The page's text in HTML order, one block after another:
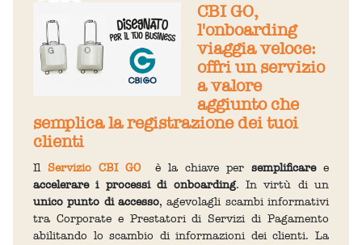
CBI GO,
l'onboarding
viaggia veloce:
offri un servizio
a valore
aggiunto che
semplica la registrazione dei tuoi
clienti
Il Servizio CBI GO è la chiave per semplificaree
accelerare i processi di onboarding. In virtù di un
unico punto di accesso, agevolagli scambi informativi
tra Corporate e Prestatori di Servizi di Pagamento
abilitando lo scambio di informazioni dei clienti. La